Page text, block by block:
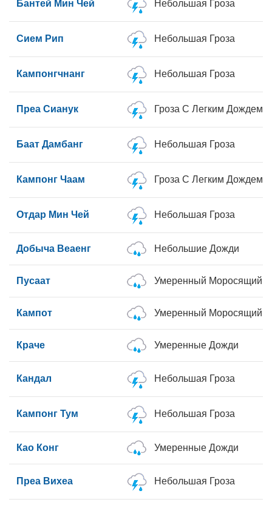
Бантей Мин Чей Небольшая Гроза
Сием Рип Небольшая Гроза
Кампонгчнанг Небольшая Гроза
Преа Сианук Гроза С Легким Дождем
Баат Дамбанг Небольшая Гроза
Кампонг Чаам Гроза С Легким Дождем
Отдар Мин Чей Небольшая Гроза
Добыча Веаенг Небольшие Дожди
Пусаат Умеренный Моросящий
Кампот Умеренный Моросящий
Краче Умеренные Дожди
Кандал Небольшая Гроза
Кампонг Тум Небольшая Гроза
Као Конг Умеренные Дожди
Преа Вихеа Небольшая Гроза